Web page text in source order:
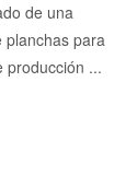
de una
planchas para
producción ...